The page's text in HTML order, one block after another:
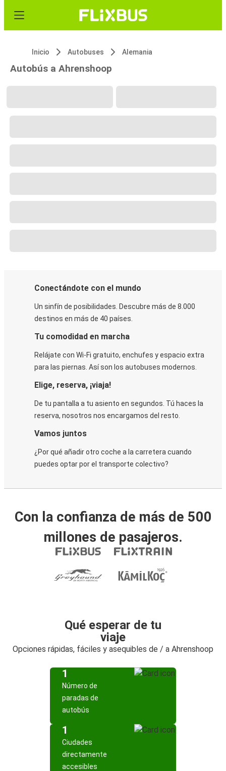
Inicio Autobuses Alemania
Autobús a Ahrenshoop
Conectándote con el mundo
Un sinfín de posibilidades. Descubre más de 8.000
destinos en más de 40 países.
Tu comodidad en marcha
Relájate con Wi-Fi gratuito, enchufes y espacio extra
para las piernas. Así son los autobuses modernos.
Elige, reserva, ¡viaja!
De tu pantalla a tu asiento en segundos. Tú haces la
reserva, nosotros nos encargamos del resto.
Vamos juntos
¿Por qué añadir otro coche a la carretera cuando
puedes optar por el transporte colectivo?
Con la confianza de más de 500
millones de pasajeros.
Qué esperar de tu
viaje
Opciones rápidas, fáciles y asequibles de / a Ahrenshoop
1
Número de
paradas de
autobús
1
Ciudades
directamente
accesibles